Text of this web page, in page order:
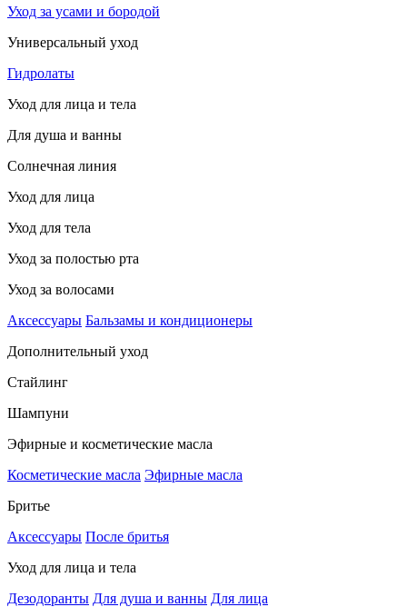
Уход за усами и бородой
Универсальный уход
Гидролаты
Уход для лица и тела
Для душа и ванны
Солнечная линия
Уход для лица
Уход для тела
Уход за полостью рта
Уход за волосами
Аксессуары Бальзамы и кондиционеры
Дополнительный уход
Стайлинг
Шампуни
Эфирные и косметические масла
Косметические масла Эфирные масла
Бритье
Аксессуары После бритья
Уход для лица и тела
Дезодоранты Для душа и ванны Для лица